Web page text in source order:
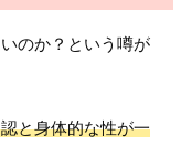
のか？という噂が
と身体的な性が一